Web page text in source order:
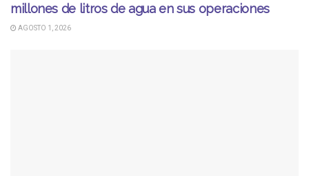
millones de litros de agua en sus operaciones
AGOSTO 1, 2026